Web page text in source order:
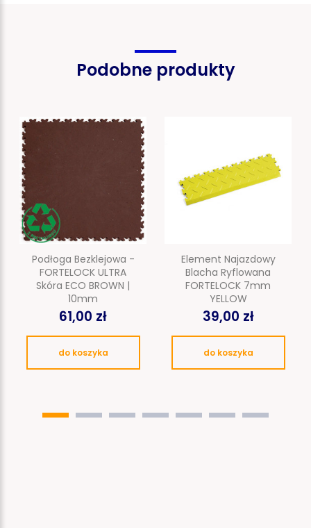
Podobne produkty
Podłoga Bezklejowa -
FORTELOCK ULTRA
Skóra ECO BROWN |
10mm
61,00 zł
do koszyka
Element Najazdowy
Blacha Ryflowana
FORTELOCK 7mm
YELLOW
39,00 zł
do koszyka